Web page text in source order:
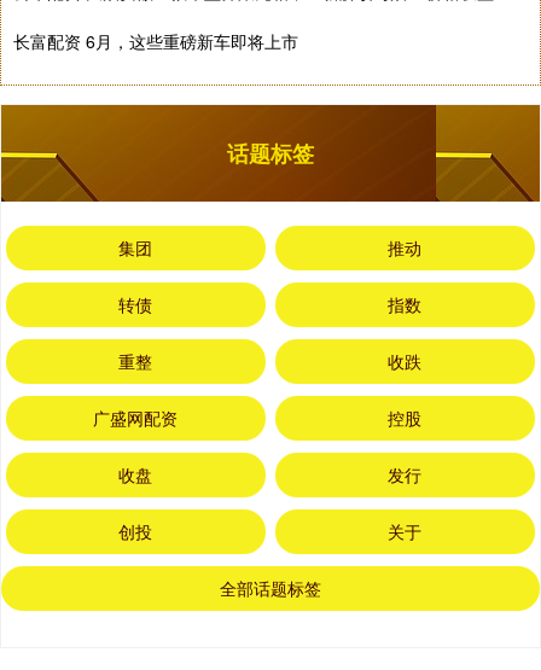
长富配资 6月，这些重磅新车即将上市
话题标签
集团 推动
转债 指数
重整 收跌
广盛网配资 控股
收盘 发行
创投 关于
全部话题标签